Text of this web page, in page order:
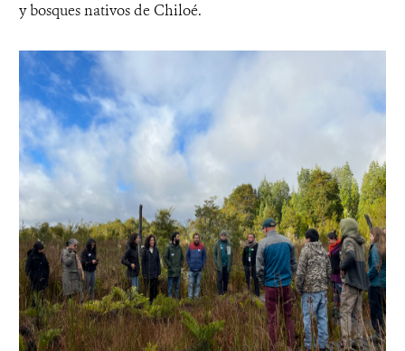
y bosques nativos de Chiloé.